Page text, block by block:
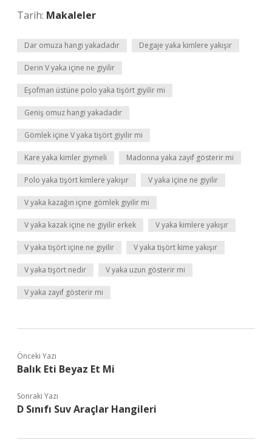
Tarih: Makaleler
Dar omuza hangi yakadadır Degaje yaka kimlere yakışır
Derin V yaka içine ne giyilir
Eşofman üstüne polo yaka tişört giyilir mi
Geniş omuz hangi yakadadır
Gömlek içine V yaka tişört giyilir mi
Kare yaka kimler giymeli Madonna yaka zayıf gösterir mi
Polo yaka tişört kimlere yakışır V yaka içine ne giyilir
V yaka kazağın içine gömlek giyilir mi
V yaka kazak içine ne giyilir erkek V yaka kimlere yakışır
V yaka tişört içine ne giyilir V yaka tişört kime yakışır
V yaka tişört nedir V yaka uzun gösterir mi
V yaka zayıf gösterir mi
Önceki Yazı
Balık Eti Beyaz Et Mi
Sonraki Yazı
D Sınıfı Suv Araçlar Hangileri